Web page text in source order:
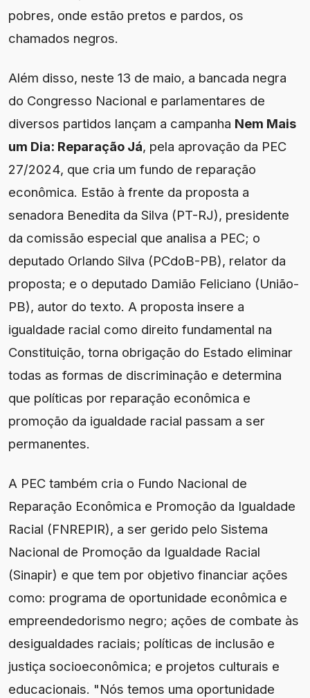
pobres, onde estão pretos e pardos, os
chamados negros.
Além disso, neste 13 de maio, a bancada negra
do Congresso Nacional e parlamentares de
diversos partidos lançam a campanha Nem Mais
um Dia: Reparação Já, pela aprovação da PEC
27/2024, que cria um fundo de reparação
econômica. Estão à frente da proposta a
senadora Benedita da Silva (PT-RJ), presidente
da comissão especial que analisa a PEC; o
deputado Orlando Silva (PCdoB-PB), relator da
proposta; e o deputado Damião Feliciano (União-
PB), autor do texto. A proposta insere a
igualdade racial como direito fundamental na
Constituição, torna obrigação do Estado eliminar
todas as formas de discriminação e determina
que políticas por reparação econômica e
promoção da igualdade racial passam a ser
permanentes.
A PEC também cria o Fundo Nacional de
Reparação Econômica e Promoção da Igualdade
Racial (FNREPIR), a ser gerido pelo Sistema
Nacional de Promoção da Igualdade Racial
(Sinapir) e que tem por objetivo financiar ações
como: programa de oportunidade econômica e
empreendedorismo negro; ações de combate às
desigualdades raciais; políticas de inclusão e
justiça socioeconômica; e projetos culturais e
educacionais. "Nós temos uma oportunidade